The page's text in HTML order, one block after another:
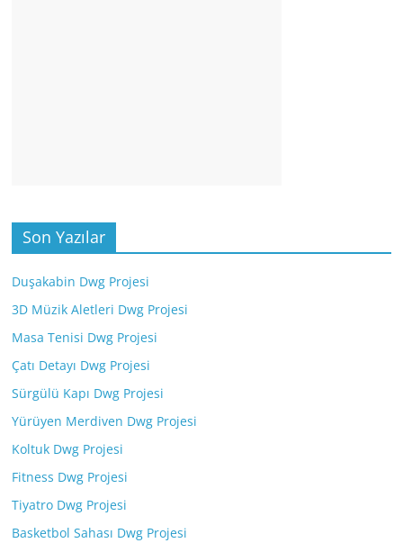
Son Yazılar
Duşakabin Dwg Projesi
3D Müzik Aletleri Dwg Projesi
Masa Tenisi Dwg Projesi
Çatı Detayı Dwg Projesi
Sürgülü Kapı Dwg Projesi
Yürüyen Merdiven Dwg Projesi
Koltuk Dwg Projesi
Fitness Dwg Projesi
Tiyatro Dwg Projesi
Basketbol Sahası Dwg Projesi